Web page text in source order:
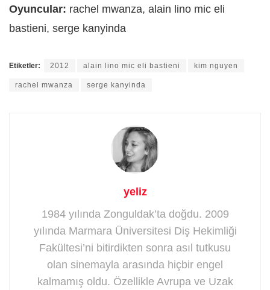
Oyuncular: rachel mwanza, alain lino mic eli
bastieni, serge kanyinda
Etiketler: 2012 alain lino mic eli bastieni kim nguyen
rachel mwanza serge kanyinda
yeliz
1984 yılında Zonguldak’ta doğdu. 2009
yılında Marmara Üniversitesi Diş Hekimliği
Fakültesi’ni bitirdikten sonra asıl tutkusu
olan sinemayla arasında hiçbir engel
kalmamış oldu. Özellikle Avrupa ve Uzak